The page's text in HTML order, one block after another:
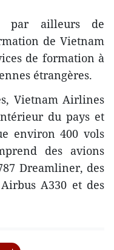
par ailleurs de
de Vietnam
de formation à
étrangères.
Vietnam Airlines
du pays et
environ 400 vols
des avions
Dreamliner, des
A330 et des